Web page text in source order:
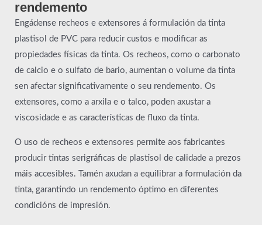
rendemento
Engádense recheos e extensores á formulación da tinta
plastisol de PVC para reducir custos e modificar as
propiedades físicas da tinta. Os recheos, como o carbonato
de calcio e o sulfato de bario, aumentan o volume da tinta
sen afectar significativamente o seu rendemento. Os
extensores, como a arxila e o talco, poden axustar a
viscosidade e as características de fluxo da tinta.
O uso de recheos e extensores permite aos fabricantes
producir tintas serigráficas de plastisol de calidade a prezos
máis accesibles. Tamén axudan a equilibrar a formulación da
tinta, garantindo un rendemento óptimo en diferentes
condicións de impresión.